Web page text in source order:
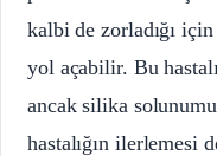
kalbi de zorladığı
yol açabilir. Bu
ancak silika
hastalığın ilerlemesi